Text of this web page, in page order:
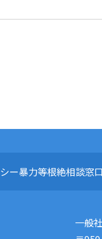
ー暴力等根絶相談窓
一般